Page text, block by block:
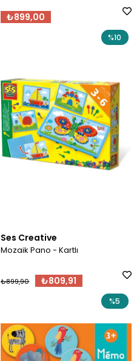
₺899,00
Ses Creative
Mozaik Pano - Kartlı
₺809,91
₺899,90
%10
%5